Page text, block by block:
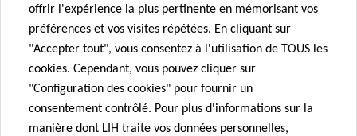
TO JOIN THE WEBINAR
Event number: 2783 570 5067
Event password: 7rA9tN3AB5W
WEBINAR
offrir l'expérience la plus pertinente en mémorisant vos
préférences et vos visites répétées. En cliquant sur
"Accepter tout", vous consentez à l'utilisation de TOUS les
cookies. Cependant, vous pouvez cliquer sur
"Configuration des cookies" pour fournir un
consentement contrôlé. Pour plus d'informations sur la
manière dont LIH traite vos données personnelles,